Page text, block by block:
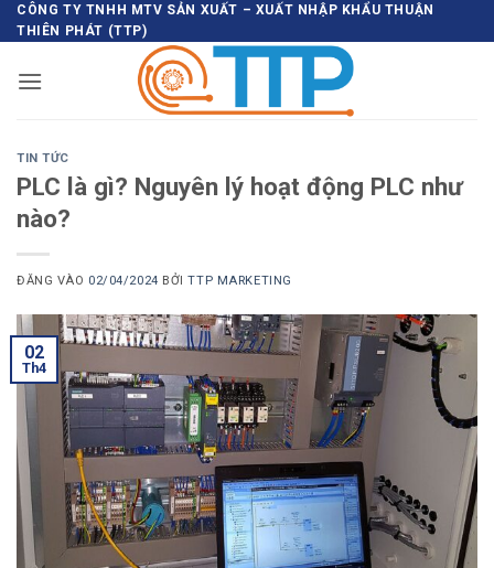
Bỏ
qua
dung
CÔNG TY TNHH MTV SẢN XUẤT – XUẤT NHẬP KHẨU THUẬN
THIÊN PHÁT (TTP)
TIN TỨC
PLC là gì? Nguyên lý hoạt động PLC như
nào?
ĐĂNG VÀO 02/04/2024 BỞITTP MARKETING
02
Th4